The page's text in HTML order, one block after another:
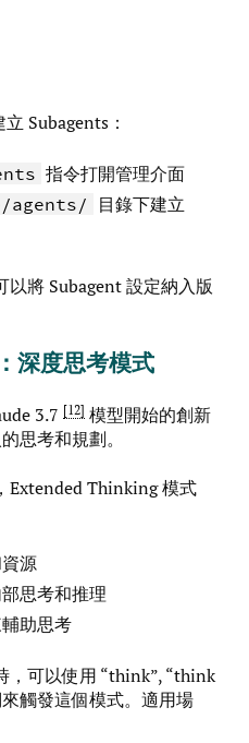
Subagents：
指令打開管理介面
agents/
目錄下建立
將 Subagent 設定納入版
深度思考模式
3.7 12 模型開始的創新
思考和規劃。
Extended Thinking 模式
源
思考和推理
助思考
，可以使用 “think”, “think
觸發這個模式。適用場